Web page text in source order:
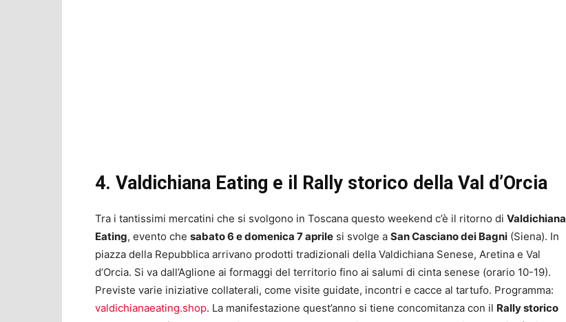
4. Valdichiana Eating e il Rally storico della Val d’Orcia
Tra i tantissimi mercatini che si svolgono in Toscana questo weekend c’è il ritorno di Valdichiana
Eating, evento che sabato 6 e domenica 7 aprile si svolge a San Casciano dei Bagni (Siena). In
piazza della Repubblica arrivano prodotti tradizionali della Valdichiana Senese, Aretina e Val
d’Orcia. Si va dall’Aglione ai formaggi del territorio fino ai salumi di cinta senese (orario 10-19).
Previste varie iniziative collaterali, come visite guidate, incontri e cacce al tartufo. Programma:
valdichianaeating.shop. La manifestazione quest’anno si tiene concomitanza con il Rally storico